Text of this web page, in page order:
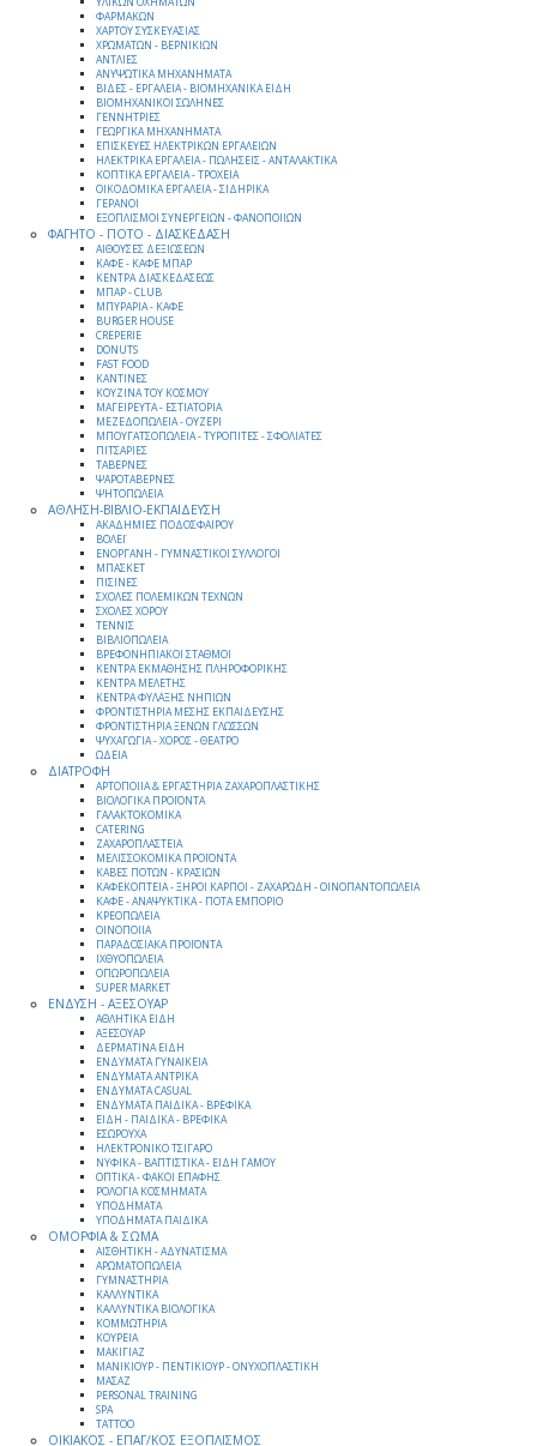
ΦΑΡΜΑΚΩΝ
ΧΑΡΤΟΥ ΣΥΣΚΕΥΑΣΙΑΣ
ΧΡΩΜΑΤΩΝ - ΒΕΡΝΙΚΙΩΝ
ΑΝΤΛΙΕΣ
ΑΝΥΨΩΤΙΚΑ ΜΗΧΑΝΗΜΑΤΑ
ΒΙΔΕΣ - ΕΡΓΑΛΕΙΑ - ΒΙΟΜΗΧΑΝΙΚΑ ΕΙΔΗ
ΒΙΟΜΗΧΑΝΙΚΟΙ ΣΩΛΗΝΕΣ
ΓΕΝΝΗΤΡΙΕΣ
ΓΕΩΡΓΙΚΑ ΜΗΧΑΝΗΜΑΤΑ
ΕΠΙΣΚΕΥΕΣ ΗΛΕΚΤΡΙΚΩΝ ΕΡΓΑΛΕΙΩΝ
ΗΛΕΚΤΡΙΚΑ ΕΡΓΑΛΕΙΑ - ΠΩΛΗΣΕΙΣ - ΑΝΤΑΛΑΚΤΙΚΑ
ΚΟΠΤΙΚΑ ΕΡΓΑΛΕΙΑ - ΤΡΟΧΕΙΑ
ΟΙΚΟΔΟΜΙΚΑ ΕΡΓΑΛΕΙΑ - ΣΙΔΗΡΙΚΑ
ΓΕΡΑΝΟΙ
ΕΞΟΠΛΙΣΜΟΙ ΣΥΝΕΡΓΕΙΩΝ - ΦΑΝΟΠΟΙΙΩΝ
ΦΑΓΗΤΟ - ΠΟΤΟ - ΔΙΑΣΚΕΔΑΣΗ
ΑΙΘΟΥΣΕΣ ΔΕΞΙΩΣΕΩΝ
ΚΑΦΕ - ΚΑΦΕ ΜΠΑΡ
ΚΕΝΤΡΑ ΔΙΑΣΚΕΔΑΣΕΩΣ
ΜΠΑΡ - CLUB
ΜΠΥΡΑΡΙΑ - ΚΑΦΕ
BURGER HOUSE
CREPERIE
DONUTS
FAST FOOD
ΚΑΝΤΙΝΕΣ
ΚΟΥΖΙΝΑ ΤΟΥ ΚΟΣΜΟΥ
ΜΑΓΕΙΡΕΥΤΑ - ΕΣΤΙΑΤΟΡΙΑ
ΜΕΖΕΔΟΠΩΛΕΙΑ - ΟΥΖΕΡΙ
ΜΠΟΥΓΑΤΣΟΠΩΛΕΙΑ - ΤΥΡΟΠΙΤΕΣ - ΣΦΟΛΙΑΤΕΣ
ΠΙΤΣΑΡΙΕΣ
ΤΑΒΕΡΝΕΣ
ΨΑΡΟΤΑΒΕΡΝΕΣ
ΨΗΤΟΠΩΛΕΙΑ
ΑΘΛΗΣΗ-ΒΙΒΛΙΟ-ΕΚΠΑΙΔΕΥΣΗ
ΑΚΑΔΗΜΙΕΣ ΠΟΔΟΣΦΑΙΡΟΥ
ΒΟΛΕΪ
ΕΝΟΡΓΑΝΗ - ΓΥΜΝΑΣΤΙΚΟΙ ΣΥΛΛΟΓΟΙ
ΜΠΑΣΚΕΤ
ΠΙΣΙΝΕΣ
ΣΧΟΛΕΣ ΠΟΛΕΜΙΚΩΝ ΤΕΧΝΩΝ
ΣΧΟΛΕΣ ΧΟΡΟΥ
ΤΕΝΝΙΣ
ΒΙΒΛΙΟΠΩΛΕΙΑ
ΒΡΕΦΟΝΗΠΙΑΚΟΙ ΣΤΑΘΜΟΙ
ΚΕΝΤΡΑ ΕΚΜΑΘΗΣΗΣ ΠΛΗΡΟΦΟΡΙΚΗΣ
ΚΕΝΤΡΑ ΜΕΛΕΤΗΣ
ΚΕΝΤΡΑ ΦΥΛΑΞΗΣ ΝΗΠΙΩΝ
ΦΡΟΝΤΙΣΤΗΡΙΑ ΜΕΣΗΣ ΕΚΠΑΙΔΕΥΣΗΣ
ΦΡΟΝΤΙΣΤΗΡΙΑ ΞΕΝΩΝ ΓΛΩΣΣΩΝ
ΨΥΧΑΓΩΓΙΑ - ΧΟΡΟΣ - ΘΕΑΤΡΟ
ΩΔΕΙΑ
ΔΙΑΤΡΟΦΗ
ΑΡΤΟΠΟΙΙΑ & ΕΡΓΑΣΤΗΡΙΑ ΖΑΧΑΡΟΠΛΑΣΤΙΚΗΣ
ΒΙΟΛΟΓΙΚΑ ΠΡΟΪΟΝΤΑ
ΓΑΛΑΚΤΟΚΟΜΙΚΑ
CATERING
ΖΑΧΑΡΟΠΛΑΣΤΕΙΑ
ΜΕΛΙΣΣΟΚΟΜΙΚΑ ΠΡΟΪΟΝΤΑ
ΚΑΒΕΣ ΠΟΤΩΝ - ΚΡΑΣΙΩΝ
ΚΑΦΕΚΟΠΤΕΙΑ - ΞΗΡΟΙ ΚΑΡΠΟΙ - ΖΑΧΑΡΩΔΗ - ΟΙΝΟΠΑΝΤΟΠΩΛΕΙΑ
ΚΑΦΕ - ΑΝΑΨΥΚΤΙΚΑ - ΠΟΤΑ ΕΜΠΟΡΙΟ
ΚΡΕΟΠΩΛΕΙΑ
ΟΙΝΟΠΟΙΙΑ
ΠΑΡΑΔΟΣΙΑΚΑ ΠΡΟΪΟΝΤΑ
ΙΧΘΥΟΠΩΛΕΙΑ
ΟΠΩΡΟΠΩΛΕΙΑ
SUPER MARKET
ΕΝΔΥΣΗ - ΑΞΕΣΟΥΑΡ
ΑΘΛΗΤΙΚΑ ΕΙΔΗ
ΑΞΕΣΟΥΑΡ
ΔΕΡΜΑΤΙΝΑ ΕΙΔΗ
ΕΝΔΥΜΑΤΑ ΓΥΝΑΙΚΕΙΑ
ΕΝΔΥΜΑΤΑ ΑΝΤΡΙΚΑ
ΕΝΔΥΜΑΤΑ CASUAL
ΕΝΔΥΜΑΤΑ ΠΑΙΔΙΚΑ - ΒΡΕΦΙΚΑ
ΕΙΔΗ - ΠΑΙΔΙΚΑ - ΒΡΕΦΙΚΑ
ΕΣΩΡΟΥΧΑ
ΗΛΕΚΤΡΟΝΙΚΟ ΤΣΙΓΑΡΟ
ΝΥΦΙΚΑ - ΒΑΠΤΙΣΤΙΚΑ - ΕΙΔΗ ΓΑΜΟΥ
ΟΠΤΙΚΑ - ΦΑΚΟΙ ΕΠΑΦΗΣ
ΡΟΛΟΓΙΑ ΚΟΣΜΗΜΑΤΑ
ΥΠΟΔΗΜΑΤΑ
ΥΠΟΔΗΜΑΤΑ ΠΑΙΔΙΚΑ
ΟΜΟΡΦΙΑ & ΣΩΜΑ
ΑΙΣΘΗΤΙΚΗ - ΑΔΥΝΑΤΙΣΜΑ
ΑΡΩΜΑΤΟΠΩΛΕΙΑ
ΓΥΜΝΑΣΤΗΡΙΑ
ΚΑΛΛΥΝΤΙΚΑ
ΚΑΛΛΥΝΤΙΚΑ ΒΙΟΛΟΓΙΚΑ
ΚΟΜΜΩΤΗΡΙΑ
ΚΟΥΡΕΙΑ
ΜΑΚΙΓΙΑΖ
ΜΑΝΙΚΙΟΥΡ - ΠΕΝΤΙΚΙΟΥΡ - ΟΝΥΧΟΠΛΑΣΤΙΚΗ
ΜΑΣΑΖ
PERSONAL TRAINING
SPA
TATTOO
ΟΙΚΙΑΚΟΣ - ΕΠΑΓ/ΚΟΣ ΕΞΟΠΛΙΣΜΟΣ